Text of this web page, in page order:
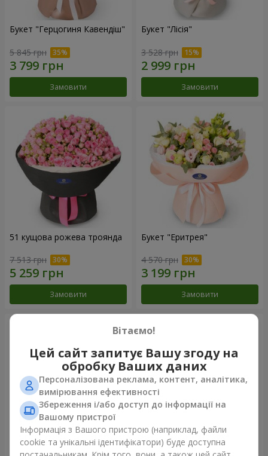
Букет "Герцогиня Кавендіш"
5 845 грн
Замовити
Букет "Лісія"
3 528 грн
Замовити
51 кущова рожева троянда
7 513 грн
Замовити
Букет "Еритрея"
4 570 грн
Замовити
Букет "Nude Perfume" Букет "Рожева ніжність"
Вітаємо!
Цей сайт запитує Вашу згоду на
обробку Ваших даних
Персоналізована реклама, контент, аналітика,
вимірювання ефективності
Збереження і/або доступ до інформації на
Вашому пристрої
Інформація з Вашого пристрою (наприклад, файли
cookie та унікальні ідентифікатори) буде доступна